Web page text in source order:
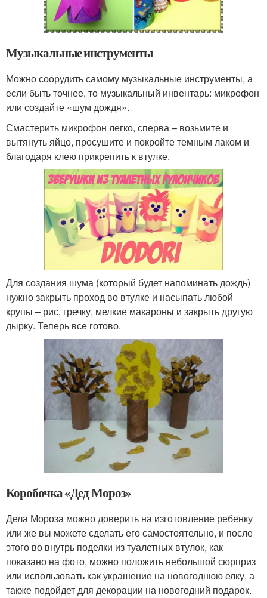
Музыкальные инструменты
Можно соорудить самому музыкальные инструменты, а
если быть точнее, то музыкальный инвентарь: микрофон
или создайте «шум дождя».
Смастерить микрофон легко, сперва – возьмите и
вытянуть яйцо, просушите и покройте темным лаком и
благодаря клею прикрепить к втулке.
Для создания шума (который будет напоминать дождь)
нужно закрыть проход во втулке и насыпать любой
крупы – рис, гречку, мелкие макароны и закрыть другую
дырку. Теперь все готово.
Коробочка «Дед Мороз»
Дела Мороза можно доверить на изготовление ребенку
или же вы можете сделать его самостоятельно, и после
этого во внутрь поделки из туалетных втулок, как
показано на фото, можно положить небольшой сюрприз
или использовать как украшение на новогоднюю елку, а
также подойдет для декорации на новогодний подарок.